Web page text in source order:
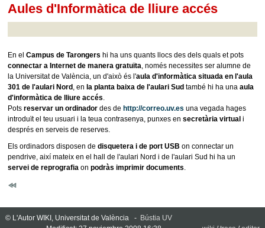
Aules d'Informàtica de lliure accés
En el Campus de Tarongers hi ha uns quants llocs des dels quals et pots
connectar a Internet de manera gratuïta, només necessites ser alumne de
la Universitat de València, un d'això és l'aula d'informàtica situada en l'aula
301 de l'aulari Nord , en la planta baixa de l'aulari Sud també hi ha una aula
d'informàtica de lliure accés.
Pots reservar un ordinadordes de http://correo.uv.es una vegada hages
introduït el teu usuari i la teua contrasenya, punxes en secretària virtual i
després en serveis de reserves.
Els ordinadors disposen de disquetera i de port USB on connectar un
pendrive, així mateix en el hall de l'aulari Nord i de l'aulari Sud hi ha un
servei de reprografia on podràs imprimir documents
© L'Autor WIKI, Universitat de València - Bústia UV